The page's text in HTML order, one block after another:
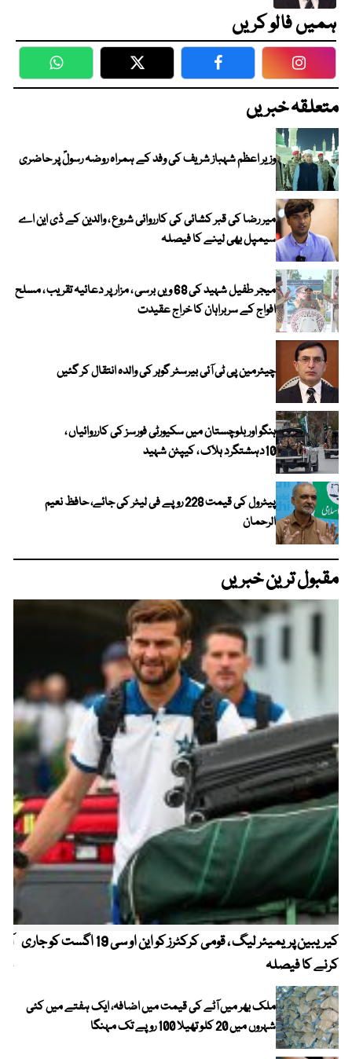
ہمیں فالو کریں
WhatsApp Twitter Facebook
متعلقہ خبریں
وزیر اعظم شہباز شریف کی وفد کے ہمراہ روضہ رسولؐ پر حاضری
میر رضا کی قبر کشائی کی کارروائی شروع ، والدین کے ڈی این اے
سیمپل بھی لینے کا فیصلہ
میجر طفیل شہید کی 68 ویں برسی ، مزار پر دعائیہ تقریب ، مسلح
افواج کے سربراہان کا خراج عقیدت
چیئرمین پی ٹی آئی بیرسٹر گوہر کی والدہ انتقال کر گئیں
ہنگو اور بلوچستان میں سکیورٹی فورسز کی کارروائیاں ،
10دہشتگرد ہلاک ، کیپٹن شہید
پیٹرول کی قیمت 228 روپے فی لیٹر کی جائے، حافظ نعیم
الرحمان
مقبول ترین خبریں
کیریبین پریمیئر لیگ ، قومی کرکٹرز کو این او سی 19 اگست کو جاری
کرنے کا فیصلہ
ملک بھر میں آٹے کی قیمت میں اضافہ، ایک ہفتے میں کئی
شہروں میں 20 کلو تھیلا 100 روپے تک مہنگا